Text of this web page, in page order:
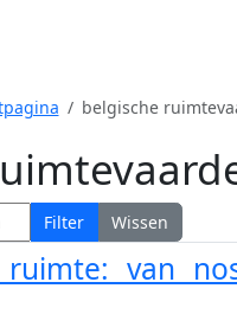
belgische
Filter Wissen
van